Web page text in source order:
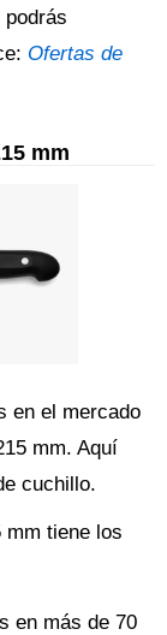
podrás
Ofertas de
mm
en el mercado
mm. Aquí
cuchillo.
mm tiene los
en más de 70